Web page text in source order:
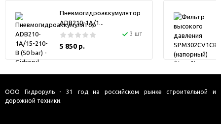
Пневмогидроаккумулятор
ADB210-1A/1...
3 шт
5 850 р.
ООО Гидроруль - 31 год на российском рынке строительной и
дорожной техники.